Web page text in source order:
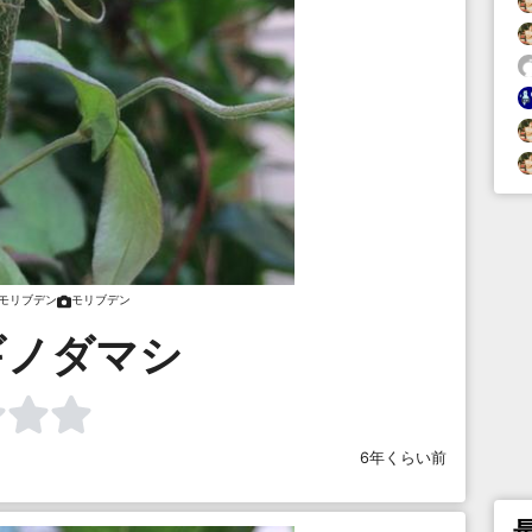
リブデン モリブデン
ダマシ
6年くらい前